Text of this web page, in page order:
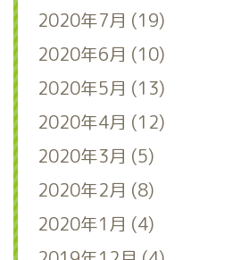
2020年7月 (19)
2020年6月 (10)
2020年5月 (13)
2020年4月 (12)
2020年3月 (5)
2020年2月 (8)
2020年1月 (4)